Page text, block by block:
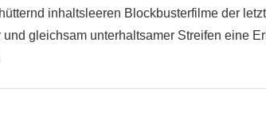
inhaltsleeren Blockbusterfilme der
und gleichsam unterhaltsamer Streifen eine